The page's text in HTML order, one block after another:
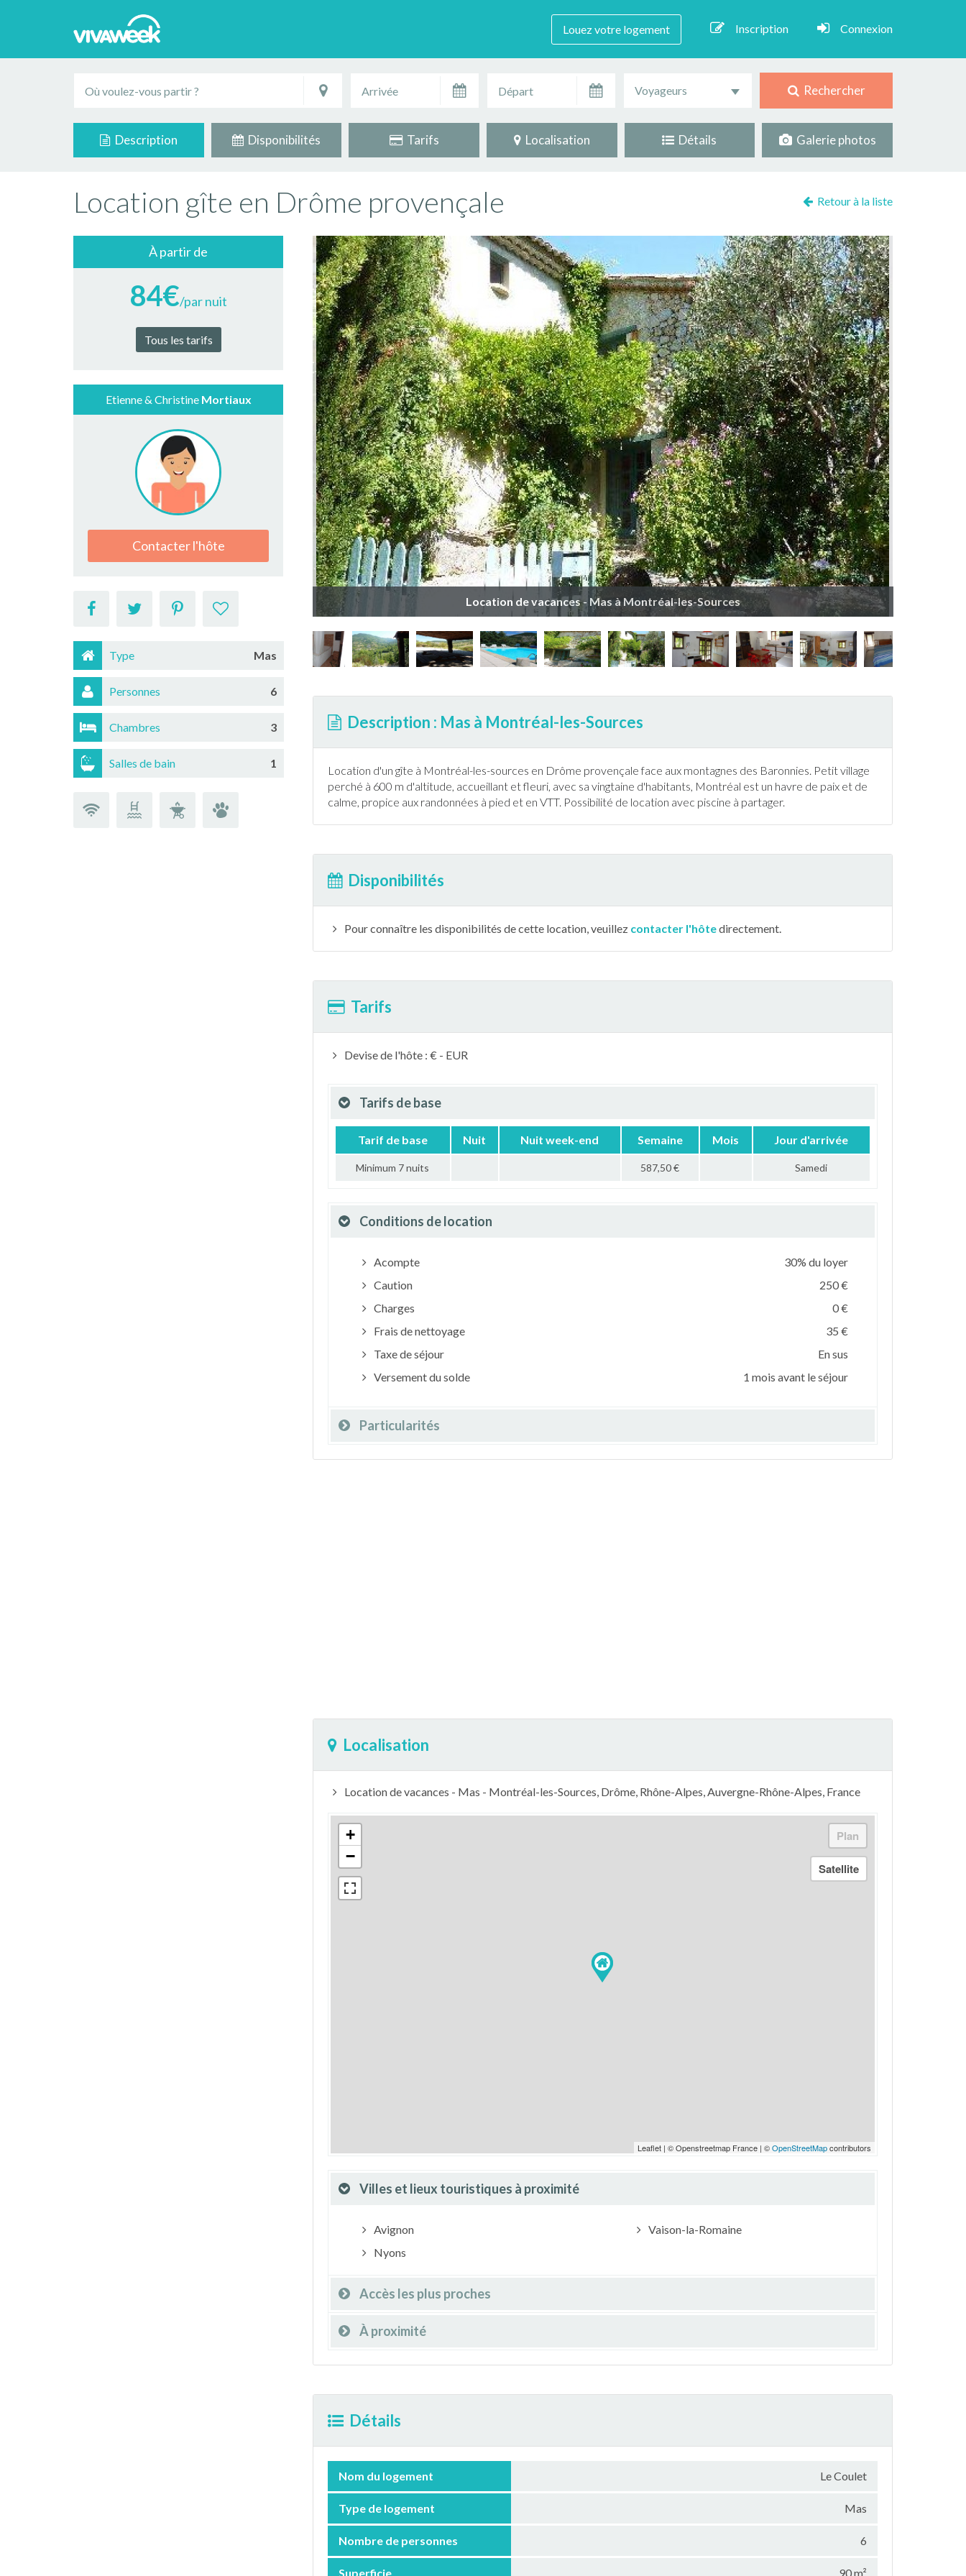
Louez votre logement Inscription Connexion
Voyageurs Rechercher
Description Disponibilités Tarifs Localisation Détails Galerie photos
Location gîte en Drôme provençale Retour à la liste
À partir de
84€/par nuit
Tous les tarifs
Etienne & Christine Mortiaux
Contacter l'hôte
Type Mas
Personnes 6
Chambres 3
Salles de bain 1
Location de vacances - Mas à Montréal-les-Sources
Description : Mas à Montréal-les-Sources
Location d'un gîte à Montréal-les-sources en Drôme provençale face aux montagnes des Baronnies. Petit village
perché à 600 m d'altitude, accueillant et fleuri, avec sa vingtaine d'habitants, Montréal est un havre de paix et de
calme, propice aux randonnées à pied et en VTT. Possibilité de location avec piscine à partager.
Disponibilités
Pour connaître les disponibilités de cette location, veuillez contacter l'hôtedirectement.
Tarifs
Devise de l'hôte : € - EUR
Tarifs de base
Tarif de base Nuit Nuit week-end Semaine Mois Jour d'arrivée
Minimum 7 nuits 587,50 € Samedi
Conditions de location
Acompte
30% du loyer
Caution
250 €
Charges
0 €
Frais de nettoyage
35 €
Taxe de séjour
En sus
Versement du solde
1 mois avant le séjour
Particularités
Localisation
Location de vacances - Mas - Montréal-les-Sources, Drôme, Rhône-Alpes, Auvergne-Rhône-Alpes, France
+
−
Leaflet | © Openstreetmap France | ©OpenStreetMapcontributors
Villes et lieux touristiques à proximité
Avignon
Nyons
Vaison-la-Romaine
Accès les plus proches
À proximité
Détails
Nom du logement Le Coulet
Type de logement Mas
Nombre de personnes 6
Superficie 90 m²